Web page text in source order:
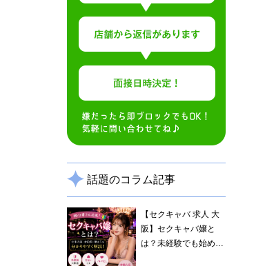
話題のコラム記事
【セクキャバ 求人 大
阪】セクキャバ嬢と
は？未経験でも始めや